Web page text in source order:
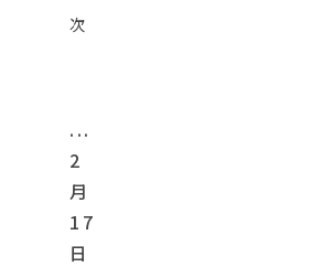
次
...
2
月
17
日